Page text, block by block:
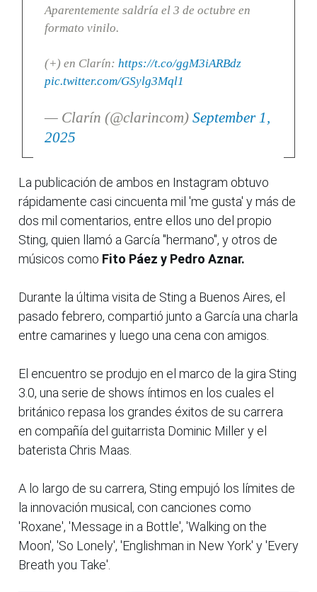
Aparentemente saldría el 3 de octubre en
formato vinilo.
(+) en Clarín: https://t.co/ggM3iARBdz
pic.twitter.com/GSylg3Mql1
— Clarín (@clarincom) September 1,
2025
La publicación de ambos en Instagram obtuvo
rápidamente casi cincuenta mil 'me gusta' y más de
dos mil comentarios, entre ellos uno del propio
Sting, quien llamó a García "hermano", y otros de
músicos como Fito Páez y Pedro Aznar.
Durante la última visita de Sting a Buenos Aires, el
pasado febrero, compartió junto a García una charla
entre camarines y luego una cena con amigos.
El encuentro se produjo en el marco de la gira Sting
3.0, una serie de shows íntimos en los cuales el
británico repasa los grandes éxitos de su carrera
en compañía del guitarrista Dominic Miller y el
baterista Chris Maas.
A lo largo de su carrera, Sting empujó los límites de
la innovación musical, con canciones como
'Roxane', 'Message in a Bottle', 'Walking on the
Moon', 'So Lonely', 'Englishman in New York' y 'Every
Breath you Take'.